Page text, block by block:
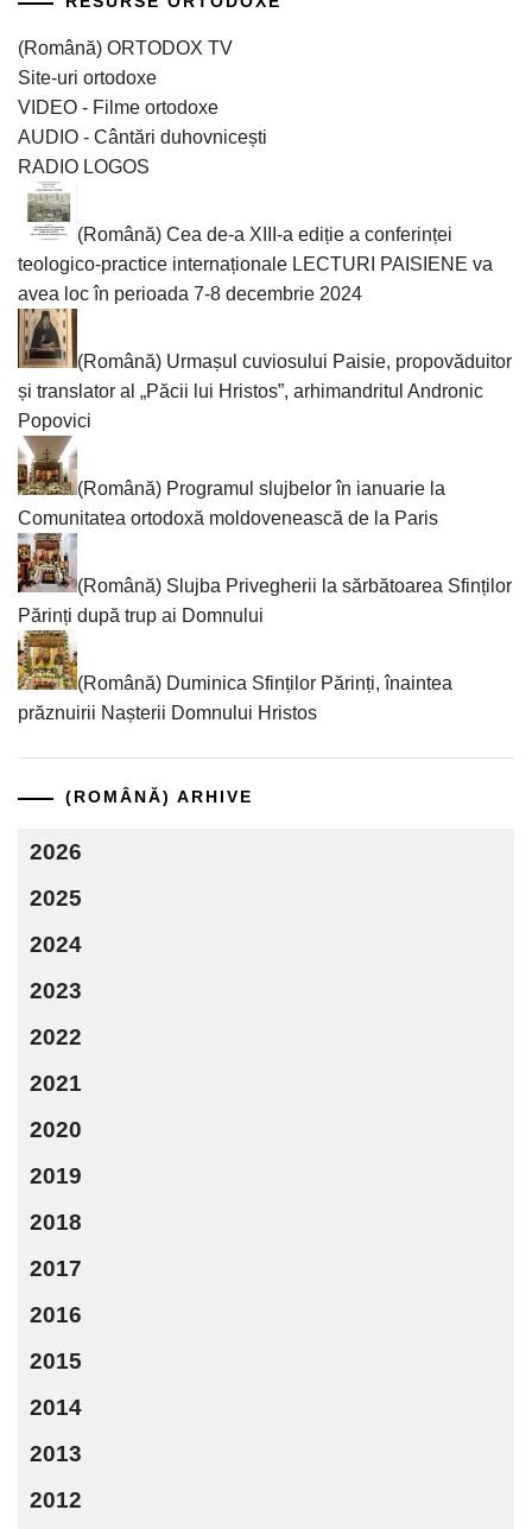
(Română) ORTODOX TV
Site-uri ortodoxe
VIDEO - Filme ortodoxe
AUDIO - Cântări duhovnicești
RADIO LOGOS
(Română) Cea de-a XIII-a ediție a conferinței
teologico-practice internaționale LECTURI PAISIENE va
avea loc în perioada 7-8 decembrie 2024
(Română) Urmașul cuviosului Paisie, propovăduitor
și translator al „Păcii lui Hristos”, arhimandritul Andronic
Popovici
(Română) Programul slujbelor în ianuarie la
Comunitatea ortodoxă moldovenească de la Paris
(Română) Slujba Privegherii la sărbătoarea Sfinților
Părinți după trup ai Domnului
(Română) Duminica Sfinților Părinți, înaintea
prăznuirii Nașterii Domnului Hristos
(ROMÂNĂ) ARHIVE
2026
2025
2024
2023
2022
2021
2020
2019
2018
2017
2016
2015
2014
2013
2012